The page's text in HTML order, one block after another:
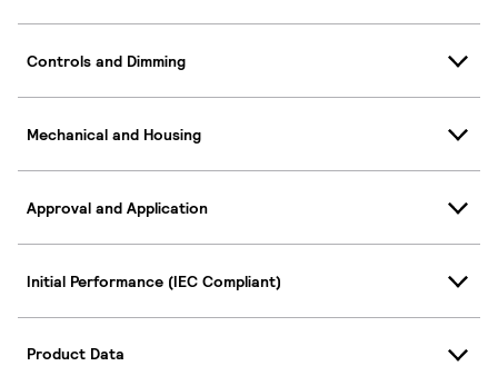
Controls and Dimming
Mechanical and Housing
Approval and Application
Initial Performance (IEC Compliant)
Product Data